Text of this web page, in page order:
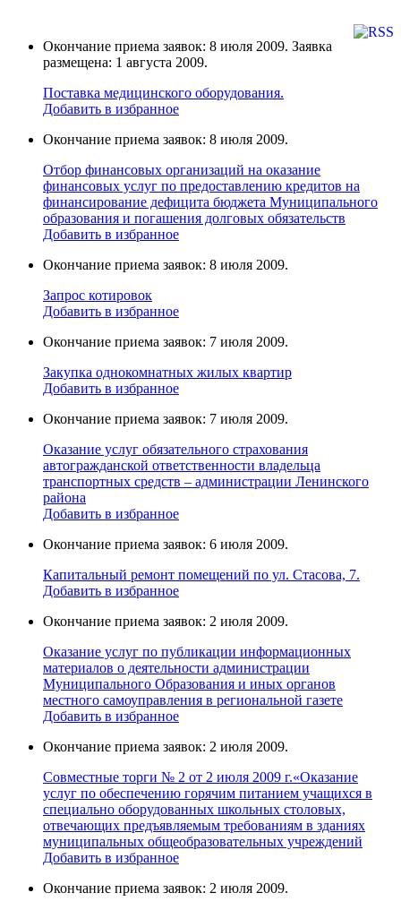
Окончание приема заявок: 8 июля 2009. Заявка
размещена: 1 августа 2009.
Поставка медицинского оборудования.
Добавить в избранное
Окончание приема заявок: 8 июля 2009.
Отбор финансовых организаций на оказание
финансовых услуг по предоставлению кредитов на
финансирование дефицита бюджета Муниципального
образования и погашения долговых обязательств
Добавить в избранное
Окончание приема заявок: 8 июля 2009.
Запрос котировок
Добавить в избранное
Окончание приема заявок: 7 июля 2009.
Закупка однокомнатных жилых квартир
Добавить в избранное
Окончание приема заявок: 7 июля 2009.
Оказание услуг обязательного страхования
автогражданской ответственности владельца
транспортных средств – администрации Ленинского
района
Добавить в избранное
Окончание приема заявок: 6 июля 2009.
Капитальный ремонт помещений по ул. Стасова, 7.
Добавить в избранное
Окончание приема заявок: 2 июля 2009.
Оказание услуг по публикации информационных
материалов о деятельности администрации
Муниципального Образования и иных органов
местного самоуправления в региональной газете
Добавить в избранное
Окончание приема заявок: 2 июля 2009.
Совместные торги № 2 от 2 июля 2009 г.«Оказание
услуг по обеспечению горячим питанием учащихся в
специально оборудованных школьных столовых,
отвечающих предъявляемым требованиям в зданиях
муниципальных общеобразовательных учреждений
Добавить в избранное
Окончание приема заявок: 2 июля 2009.